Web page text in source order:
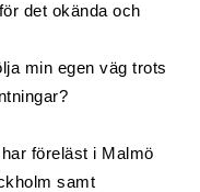
det okända och
min egen väg trots
föreläst i Malmö
samt